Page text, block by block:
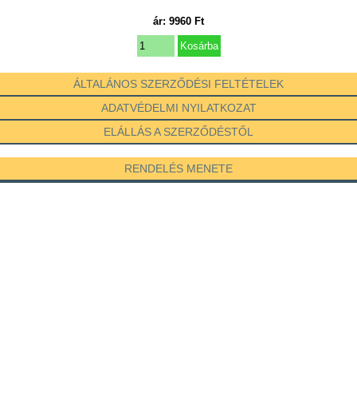
ár: 9960 Ft
ÁLTALÁNOS SZERZŐDÉSI FELTÉTELEK
ADATVÉDELMI NYILATKOZAT
ELÁLLÁS A SZERZŐDÉSTŐL
RENDELÉS MENETE